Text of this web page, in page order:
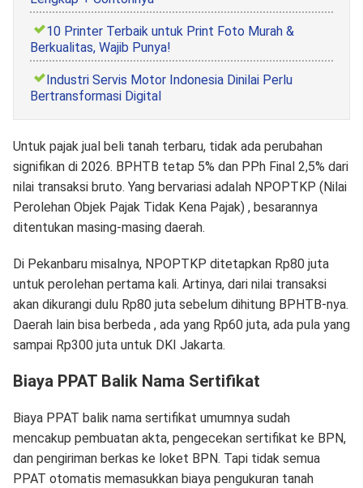
10 Printer Terbaik untuk Print Foto Murah &
Berkualitas, Wajib Punya!
Industri Servis Motor Indonesia Dinilai Perlu
Bertransformasi Digital
Untuk pajak jual beli tanah terbaru, tidak ada perubahan
signifikan di 2026. BPHTB tetap 5% dan PPh Final 2,5% dari
nilai transaksi bruto. Yang bervariasi adalah NPOPTKP (Nilai
Perolehan Objek Pajak Tidak Kena Pajak) , besarannya
ditentukan masing-masing daerah.
Di Pekanbaru misalnya, NPOPTKP ditetapkan Rp80 juta
untuk perolehan pertama kali. Artinya, dari nilai transaksi
akan dikurangi dulu Rp80 juta sebelum dihitung BPHTB-nya.
Daerah lain bisa berbeda , ada yang Rp60 juta, ada pula yang
sampai Rp300 juta untuk DKI Jakarta.
Biaya PPAT Balik Nama Sertifikat
Biaya PPAT balik nama sertifikat umumnya sudah
mencakup pembuatan akta, pengecekan sertifikat ke BPN,
dan pengiriman berkas ke loket BPN. Tapi tidak semua
PPAT otomatis memasukkan biaya pengukuran tanah